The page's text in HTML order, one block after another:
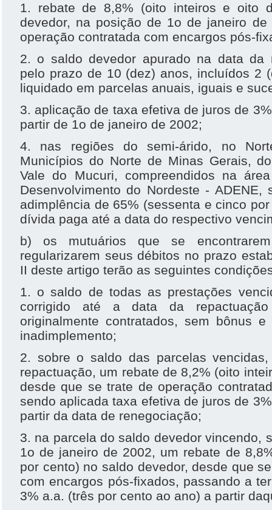
1. rebate de 8,8% (oito inteiros e oito
devedor, na posição de 1o de janeiro
operação contratada com encargos pós-
2. o saldo devedor apurado na data da
pelo prazo de 10 (dez) anos, incluídos 2
liquidado em parcelas anuais, iguais e
3. aplicação de taxa efetiva de juros de
partir de 1o de janeiro de 2002;
4. nas regiões do semi-árido, no
Municípios do Norte de Minas Gerais,
Vale do Mucuri, compreendidos na
Desenvolvimento do Nordeste -
adimplência de 65% (sessenta e cinco
dívida paga até a data do respectivo
b) os mutuários que se
regularizarem seus débitos no prazo
II deste artigo terão as seguintes
1. o saldo de todas as prestações
corrigido até a data da
originalmente contratados, sem bônus
inadimplemento;
2. sobre o saldo das parcelas
repactuação, um rebate de 8,2% (oito
desde que se trate de operação
sendo aplicada taxa efetiva de juros de
partir da data de renegociação;
3. na parcela do saldo devedor vincendo,
1o de janeiro de 2002, um rebate de
por cento) no saldo devedor, desde que
com encargos pós-fixados, passando a
3% a.a. (três por cento ao ano) a partir